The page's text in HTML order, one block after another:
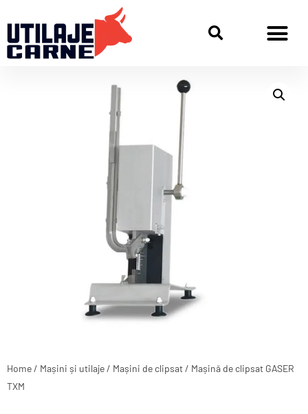
Home / Mașini și utilaje / Mașini de clipsat / Mașină de clipsat GASER
TXM